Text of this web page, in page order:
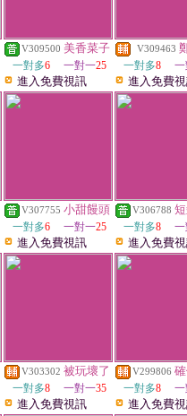
V309500 美香菜子
一對多6 一對一25
進入免費視訊
V309463
一對多8
進入免費
V307755 小甜饅頭
一對多6 一對一25
進入免費視訊
V306788
一對多8
進入免費
V303302 被玩壞了
一對多8 一對一35
進入免費視訊
V299806
一對多8
進入免費